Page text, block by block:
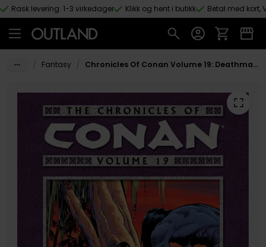
Hopp til hovedinnhold
Rask levering: 1-3 virkedager Klikk og hent i butikk Betal med kort,
Fantasy Chronicles Of Conan Volume 19: Deathmark And Other Stories